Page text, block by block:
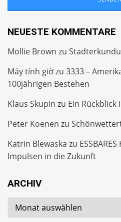
NEUESTE KOMMENTARE
Mollie Brown zu
Máy tính giờzu 3333 –
100jährigen Bestehen
Klaus Skupin zu Ein Rückblick
Peter Koenen zu
Katrin Blewaska zu
Impulsen in die Zukunft
ARCHIV
Archiv